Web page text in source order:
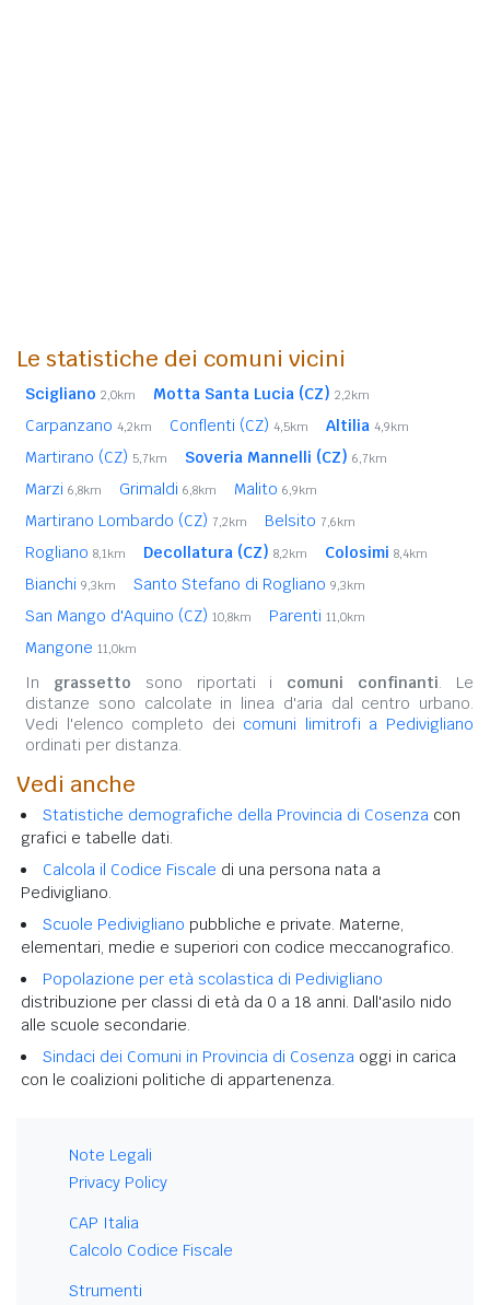
Le statistiche dei comuni vicini
Scigliano 2,0km Motta Santa Lucia (CZ) 2,2km
Carpanzano 4,2km Conflenti (CZ) 4,5km Altilia 4,9km
Martirano (CZ) 5,7km Soveria Mannelli (CZ) 6,7km
Marzi 6,8km Grimaldi 6,8km Malito 6,9km
Martirano Lombardo (CZ) 7,2km Belsito 7,6km
Rogliano 8,1km Decollatura (CZ) 8,2km Colosimi 8,4km
Bianchi 9,3km Santo Stefano di Rogliano 9,3km
San Mango d'Aquino (CZ) 10,8km Parenti 11,0km
Mangone 11,0km
In grassetto sono riportati i comuni confinanti. Le
distanze sono calcolate in linea d'aria dal centro urbano.
Vedi l'elenco completo dei comuni limitrofi a Pedivigliano
ordinati per distanza.
Vedi anche
Statistiche demografiche della Provincia di Cosenza con
grafici e tabelle dati.
Calcola il Codice Fiscale di una persona nata a
Pedivigliano.
Scuole Pedivigliano pubbliche e private. Materne,
elementari, medie e superiori con codice meccanografico.
Popolazione per età scolastica di Pedivigliano
distribuzione per classi di età da 0 a 18 anni. Dall'asilo nido
alle scuole secondarie.
Sindaci dei Comuni in Provincia di Cosenza oggi in carica
con le coalizioni politiche di appartenenza.
Note Legali
Privacy Policy
CAP Italia
Calcolo Codice Fiscale
Strumenti